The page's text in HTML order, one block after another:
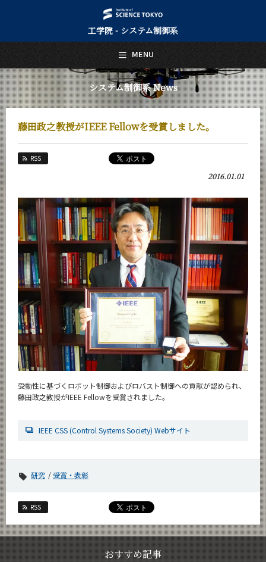
工学院 - システム制御系
システム制御系 News
藤田政之教授がIEEE Fellowを受賞しました。
RSS
2016.01.01
受動性に基づくロボット制御およびロバスト制御への貢献が認められ、
藤田政之教授がIEEE Fellowを受賞されました。
IEEE CSS (Control Systems Society) Webサイト
研究 受賞・表彰
RSS
おすすめ記事
MENU
日本語 English
トップページ
Top Page
システム制御系について
About Us
教育
Education
教員・研究室
未来
Future
入学案内
Admissions
システム制御系 News
News
カテゴリ別
課程別
月別
イベントカレンダー
Event Calendar
CLOSE